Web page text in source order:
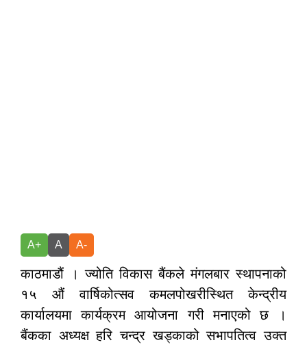
A+ A A-
काठमाडौं । ज्योति विकास बैंकले मंगलबार स्थापनाको
१५ औं वार्षिकोत्सव कमलपोखरीस्थित केन्द्रीय
कार्यालयमा कार्यक्रम आयोजना गरी मनाएको छ ।
बैंकका अध्यक्ष हरि चन्द्र खड्काको सभापतित्व उक्त